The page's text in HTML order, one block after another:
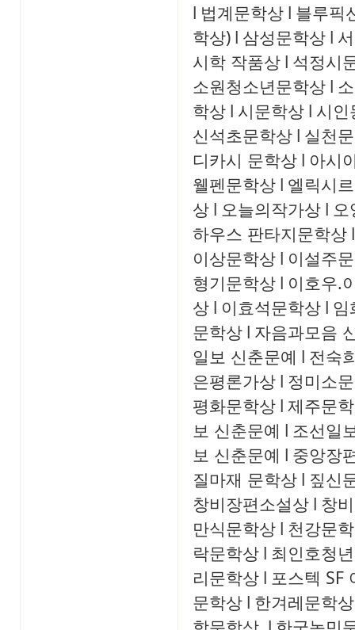
l 법계문학상 l 블루픽
학상) l 삼성문학상 l
시학 작품상 l 석정시
소원청소년문학상 l
학상 l 시문학상 l 시
신석초문학상 l 실천
디카시 문학상 l 아시
웰펜문학상 l 엘릭시
상 l 오늘의작가상 l 오
하우스 판타지문학상 l
이상문학상 l 이설주
형기문학상 l 이호우.
상 l 이효석문학상 l 임
문학상 l 자음과모음
일보 신춘문예 l 전숙
은평론가상 l 정미소
평화문학상 l 제주문
보 신춘문예 l 조선일
보 신춘문예 l 중앙장
질마재 문학상 l 짚신
창비장편소설상 l 창
만식문학상 l 천강문
락문학상 l 최인호청
리문학상 l 포스텍 SF
문학상 l 한겨레문학상